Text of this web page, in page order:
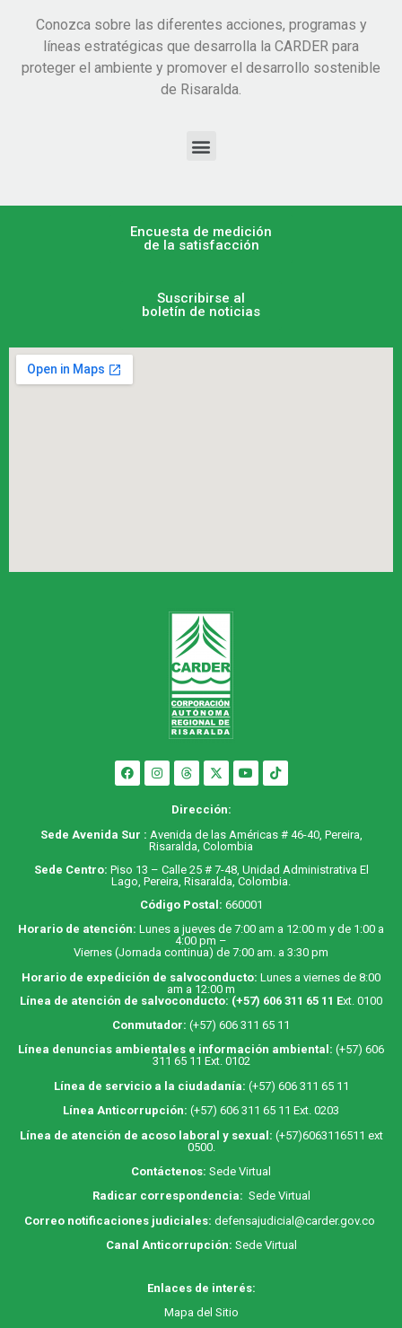
Conozca sobre las diferentes acciones, programas y
líneas estratégicas que desarrolla la CARDER para
proteger el ambiente y promover el desarrollo sostenible
de Risaralda.
Encuesta de medición
de la satisfacción
Suscribirse al
boletín de noticias
Dirección:
Sede Avenida Sur : Avenida de las Américas # 46-40, Pereira,
Risaralda, Colombia
Sede Centro: Piso 13 – Calle 25 # 7-48, Unidad Administrativa El
Lago, Pereira, Risaralda, Colombia.
Código Postal: 660001
Horario de atención: Lunes a jueves de 7:00 am a 12:00 m y de 1:00 a
4:00 pm –
Viernes (Jornada continua) de 7:00 am. a 3:30 pm
Horario de expedición de salvoconducto: Lunes a viernes de 8:00
am a 12:00 m
Línea de atención de salvoconducto: (+57) 606 311 65 11 Ext. 0100
Conmutador: (+57) 606 311 65 11
Línea denuncias ambientales e información ambiental: (+57) 606
311 65 11 Ext. 0102
Línea de servicio a la ciudadanía: (+57) 606 311 65 11
Línea Anticorrupción: (+57) 606 311 65 11 Ext. 0203
Línea de atención de acoso laboral y sexual: (+57)6063116511 ext
0500.
Contáctenos: Sede Virtual
Radicar correspondencia: Sede Virtual
Correo notificaciones judiciales: defensajudicial@carder.gov.co
Canal Anticorrupción: Sede Virtual
Enlaces de interés:
Mapa del Sitio